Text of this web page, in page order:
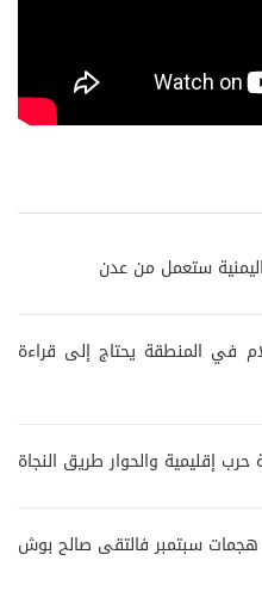
اليمنية ستعمل من عدن
في المنطقة يحتاج إلى قراءة
إقليمية والحوار طريق النجاة
هجمات سبتمبر فالتقى صالح بوش